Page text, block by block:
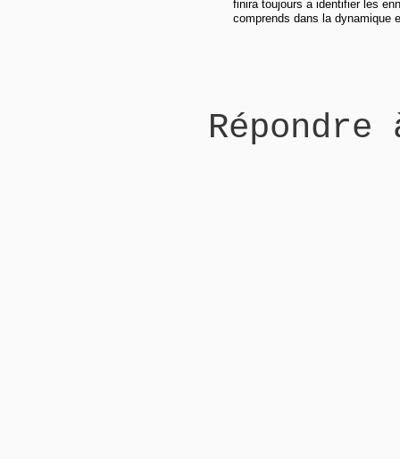
finira toujours a identifier les
comprends dans la dynamique